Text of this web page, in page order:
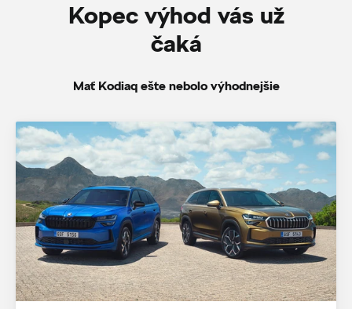
Kopec výhod vás už
čaká
Mať Kodiaq ešte nebolo výhodnejšie